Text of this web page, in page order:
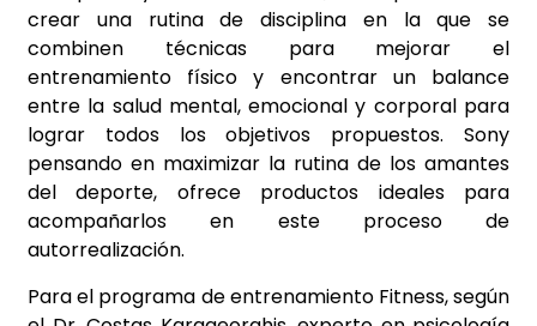
crear una rutina de disciplina en la que se
combinen técnicas para mejorar el
entrenamiento físico y encontrar un balance
entre la salud mental, emocional y corporal para
lograr todos los objetivos propuestos. Sony
pensando en maximizar la rutina de los amantes
del deporte, ofrece productos ideales para
acompañarlos en este proceso de
autorrealización.
Para el programa de entrenamiento Fitness, según